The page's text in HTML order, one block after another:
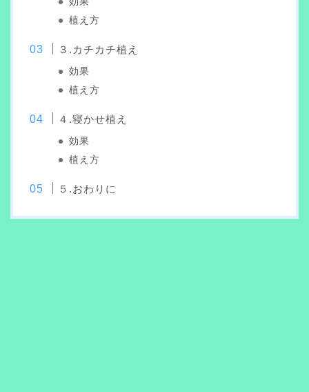
植え方
３.カチカチ植え
効果
植え方
４.寝かせ植え
効果
植え方
５.おわりに